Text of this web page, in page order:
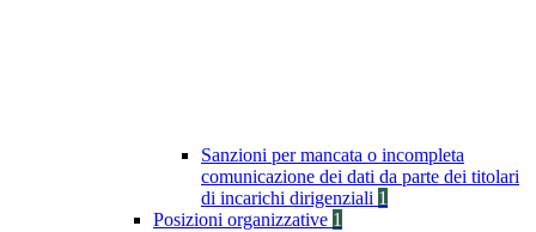
Sanzioni per mancata o incompleta
comunicazione dei dati da parte dei titolari
di incarichi dirigenziali 1
Posizioni organizzative 1